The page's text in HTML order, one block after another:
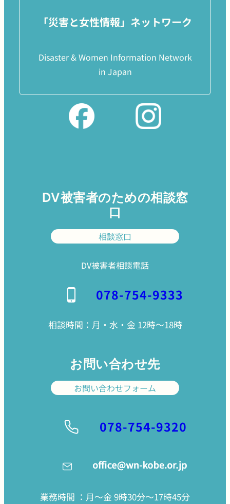
「災害と女性情報」ネットワーク
Disaster & Women Information Network
in Japan
DV被害者のための相談窓
口
相談窓口
DV被害者相談電話
078-754-9333
相談時間：月・水・金 12時〜18時
お問い合わせ先
お問い合わせフォーム
078-754-9320
業務時間 ：月〜金 9時30分〜17時45分